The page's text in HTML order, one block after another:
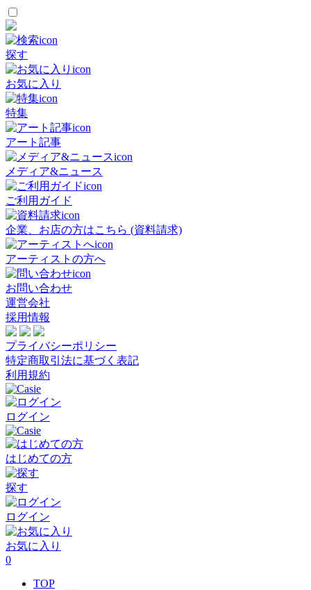
探す
お気に入り
特集
アート記事
メディア&ニュース
ご利用ガイド
企業、お店の方はこちら (資料請求)
アーティストの方へ
お問い合わせ
運営会社
採用情報
プライバシーポリシー
特定商取引法に基づく表記
利用規約
ログイン
はじめての方
探す
ログイン
お気に入り
0
TOP